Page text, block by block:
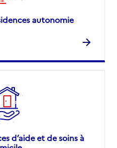
autonomie
d’aide et de soins à